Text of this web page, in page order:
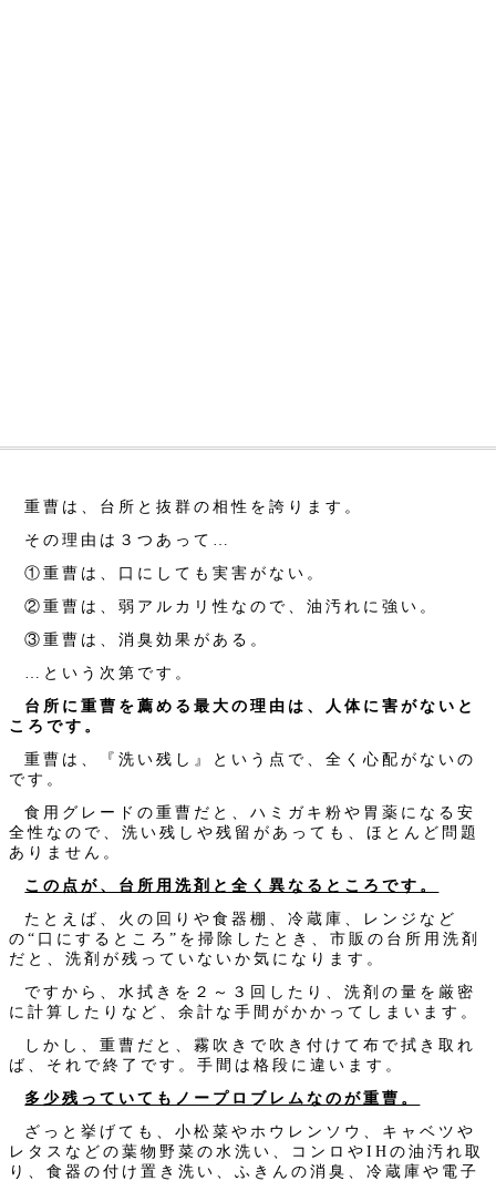
重曹は、台所と抜群の相性を誇ります。
その理由は３つあって…
①重曹は、口にしても実害がない。
②重曹は、弱アルカリ性なので、油汚れに強い。
③重曹は、消臭効果がある。
…という次第です。
台所に重曹を薦める最大の理由は、人体に害がないと
ころです。
重曹は、『洗い残し』という点で、全く心配がないの
です。
食用グレードの重曹だと、ハミガキ粉や胃薬になる安
全性なので、洗い残しや残留があっても、ほとんど問題
ありません。
この点が、台所用洗剤と全く異なるところです。
たとえば、火の回りや食器棚、冷蔵庫、レンジなど
の“口にするところ”を掃除したとき、市販の台所用洗剤
だと、洗剤が残っていないか気になります。
ですから、水拭きを２～３回したり、洗剤の量を厳密
に計算したりなど、余計な手間がかかってしまいます。
しかし、重曹だと、霧吹きで吹き付けて布で拭き取れ
ば、それで終了です。手間は格段に違います。
多少残っていてもノープロブレムなのが重曹。
ざっと挙げても、小松菜やホウレンソウ、キャベツや
レタスなどの葉物野菜の水洗い、コンロやIHの油汚れ取
り、食器の付け置き洗い、ふきんの消臭、冷蔵庫や電子